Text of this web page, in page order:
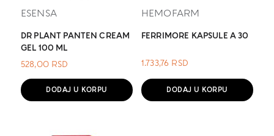
ESENSA
DR PLANT PANTEN CREAM
GEL 100 ML
528,00 RSD
DODAJ U KORPU
HEMOFARM
FERRIMORE KAPSULE A 30
1.733,76 RSD
DODAJ U KORPU